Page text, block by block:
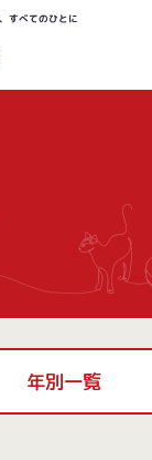
すべてのひとに
年別一覧